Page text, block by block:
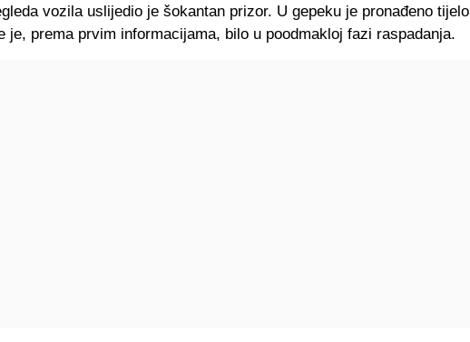
vozila uslijedio je šokantan prizor. U gepeku je pronađeno tijelo
je, prema prvim informacijama, bilo u poodmakloj fazi raspadanja.